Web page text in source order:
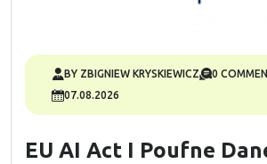
BY ZBIGNIEW KRYSKIEWICZ
0
07.08.2026
EU AI Act I Poufne